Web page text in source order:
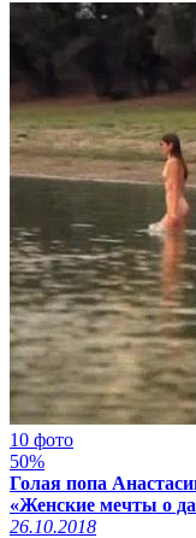
10 фото
50%
Голая попа
«Женские мечты о
26.10.2018